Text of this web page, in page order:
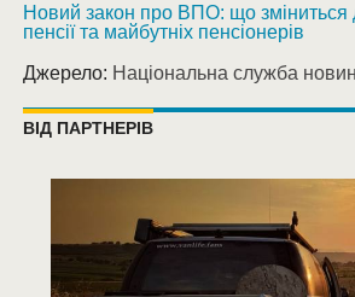
Новий закон про ВПО: що зміниться
пенсії та майбутніх пенсіонерів
Джерело: Національна служба новин
ВІД ПАРТНЕРІВ